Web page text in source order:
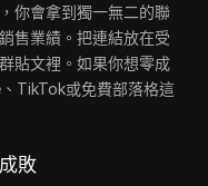
你會拿到獨一無二的聯
售業績。把連結放在受
貼文裡。如果你想零成
TikTok或免費部落格這
敗